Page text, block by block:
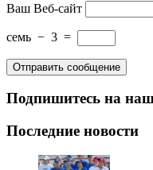
Ваш Веб-сайт
семь − 3 =
Подпишитесь на
Последние новости